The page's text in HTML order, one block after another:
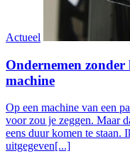
Actueel
Ondernemen
machine
Op een machine van een
voor zou je zeggen. Maar
eens duur komen te staan.
uitgegeven[...]